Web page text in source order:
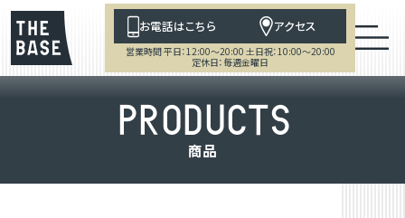
お電話はこちら アクセス
営業時間 平日：12:00～20:00 土日祝：10:00～20:00
定休日：毎週金曜日
PRODUCTS
商品